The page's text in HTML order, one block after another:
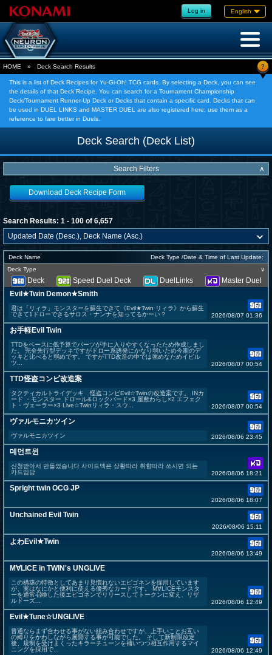
Log in English
HOME » Deck Search Results ?
This is a list of Deck Recipes for Yu-Gi-Oh! TCG cards. By selecting a Deck, you can see
the details of that Deck Recipe. You can search for a Tournament Championship
Deck/Tournament Runner-Up Deck or Decks that contain a specific card. Decks that can
be used in DUEL LINKS and MASTER DUEL are also registered here; use them as a
reference to fare better in Duels.
Deck Search (Deck List)
Search Filters ∧
Download Deck Recipe Form
Search Results: 1 - 100 of 6,657
Deck Name
Deck Type /Date & Time of Last Update:
Deck Type
∨
Deck Speed Duel Deck DuelLinks
Master Duel
Evil★Twin Demon★Smith
君は「リィラ」モンスターを蘇生できて《Evil★Twin リィラ》から蘇生
できて1ドローできるサロス・ナンナを知ってるかーい？
2026/08/07 01:36
お手軽Evil Twin
TTDをベースに低予算でパーツが手に入りやすくなったため作成しまし
た。 完全先行型デッキですがドロー系誘発にかなり弱いため今期のデ
ッキと比べると弱めです。 ですがTTD改造の中では強めなためイビル
ツ...
2026/08/07 00:54
TTD怪盗コンビ改造案
タクティカルトライデッキ 怪盗コンビEvil☆Twinの改造案です。 INカ
ード ・モンスター ドロール&ロックバード×3 屋敷わらし×2 エフェク
ト・ヴェーラー×3 Live☆Twinリィラ・スウ...
2026/08/07 00:54
ヴァルモニカツイン
ヴァルモニカツイン 2026/08/06 23:45
데먼트윈
신청받아서 만들었습니다 사이드덱은 상황따라 취향따라 쓰시면 되는
카드임당
2026/08/06 18:21
Spright twin OCG JP
2026/08/06 18:07
Unchained Evil Twin
2026/08/06 15:11
よわEvil★Twin
2026/08/06 13:49
M∀LICE in TWIN's UNGLIVE
この構築の特徴としてあまり見慣れないエピゴネンを採用しています
が、実はなにかと便利に使える優秀なカードです。 M∀LICEモンスタ
ーを通常召喚した後エピゴネンでリリースしてトークンに変え、リザ
ルドーズ...
2026/08/06 12:49
Evil★Tune☆UNGLIVE
普通ならまず合わせる事がない組み合わせですが、上手いことお互い
の縛りをかわしながら展開する事が可能でした。 そして新制限改定
後、規制を受けまくったキラーチューンを補いつつ相互作用するマイ
ニングを採用で...
2026/08/06 12:49